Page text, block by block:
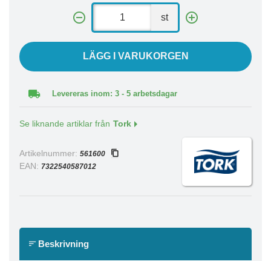
st
LÄGG I VARUKORGEN
Levereras inom: 3 - 5 arbetsdagar
Se liknande artiklar från Tork
Artikelnummer: 561600
EAN: 7322540587012
Beskrivning